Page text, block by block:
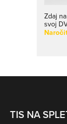
Zdaj
svoj
TIS NA